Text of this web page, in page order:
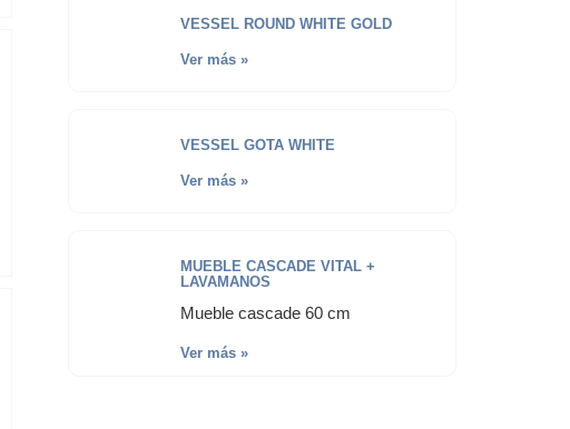
VESSEL ROUND WHITE GOLD
Ver más »
VESSEL GOTA WHITE
Ver más »
MUEBLE CASCADE VITAL +
LAVAMANOS
Mueble cascade 60 cm
Ver más »